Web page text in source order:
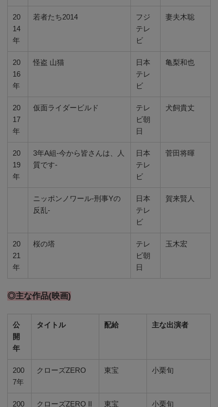
20
14
年
若者たち2014
フジ
テレ
ビ
妻夫木聡
20
16
年
怪盗 山猫
日本
テレ
ビ
亀梨和也
20
17
年
仮面ライダービルド
テレ
ビ朝
日
犬飼貴丈
20
19
年
3年A組-今から皆さんは、人
質です-
日本
テレ
ビ
菅田将暉
ニッポンノワール-刑事Yの
反乱-
日本
テレ
ビ
賀来賢人
20
21
年
桜の塔
テレ
ビ朝
日
玉木宏
◎主な作品(映画)
公
開
年
タイトル 配給 主な出演者
200
7年
クローズZERO 東宝 小栗旬
200 クローズZERO II 東宝 小栗旬